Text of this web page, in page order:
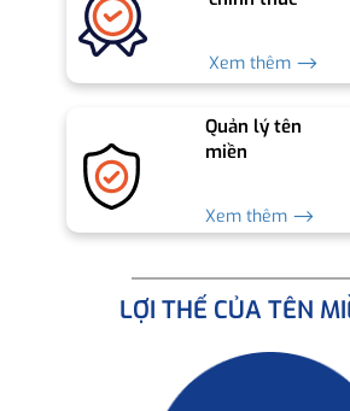
Xem thêm ⟶
Quản lý tên
miền
Xem thêm ⟶
LỢI THẾ CỦA TÊN